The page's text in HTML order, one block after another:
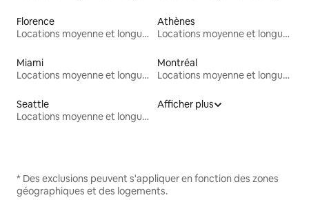
Florence
Locations moyenne et longue durée
Athènes
Locations moyenne et longue durée
Miami
Locations moyenne et longue durée
Montréal
Locations moyenne et longue durée
Seattle
Locations moyenne et longue durée
Afficher plus
* Des exclusions peuvent s'appliquer en fonction des zones
géographiques et des logements.